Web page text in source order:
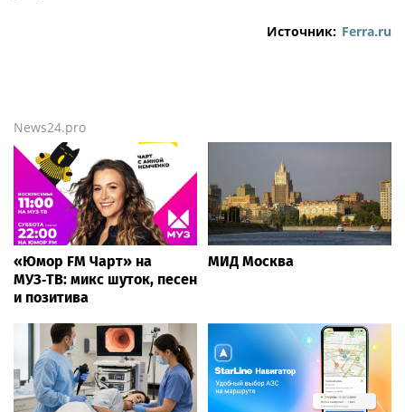
Источник: Ferra.ru
News24.pro
«Юмор FM Чарт» на
МУЗ‑ТВ: микс шуток, песен
и позитива
МИД Москва